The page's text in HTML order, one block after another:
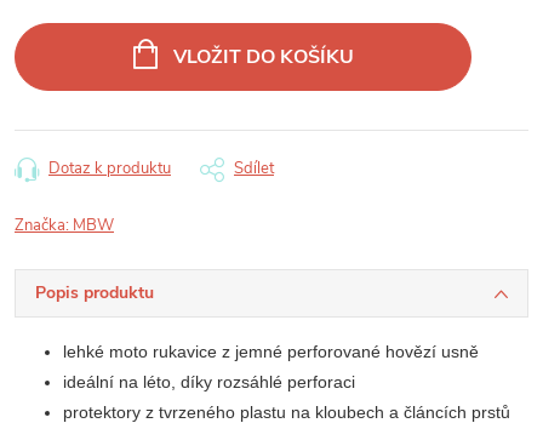
cena:
VLOŽIT DO KOŠÍKU
Dotaz k produktu Sdílet
Značka: MBW
Popis produktu
lehké moto rukavice z jemné perforované hovězí usně
ideální na léto, díky rozsáhlé perforaci
protektory z tvrzeného plastu na kloubech a článcích prstů